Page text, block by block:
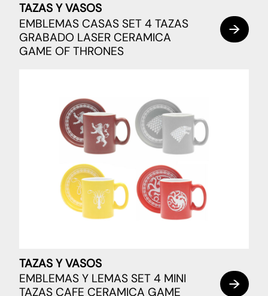
TAZAS Y VASOS
EMBLEMAS CASAS SET 4 TAZAS
GRABADO LASER CERAMICA
GAME OF THRONES
TAZAS Y VASOS
EMBLEMAS Y LEMAS SET 4 MINI
TAZAS CAFE CERAMICA GAME